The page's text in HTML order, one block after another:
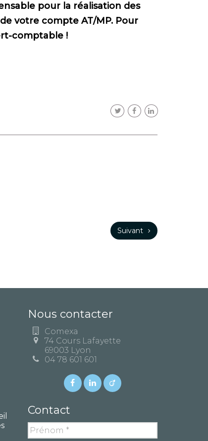
pour la réalisation des
votre compte AT/MP. Pour
comptable !
Suivant
Nous contacter
Comexa
74 Cours Lafayette
69003 Lyon
04 78 601 601
Contact